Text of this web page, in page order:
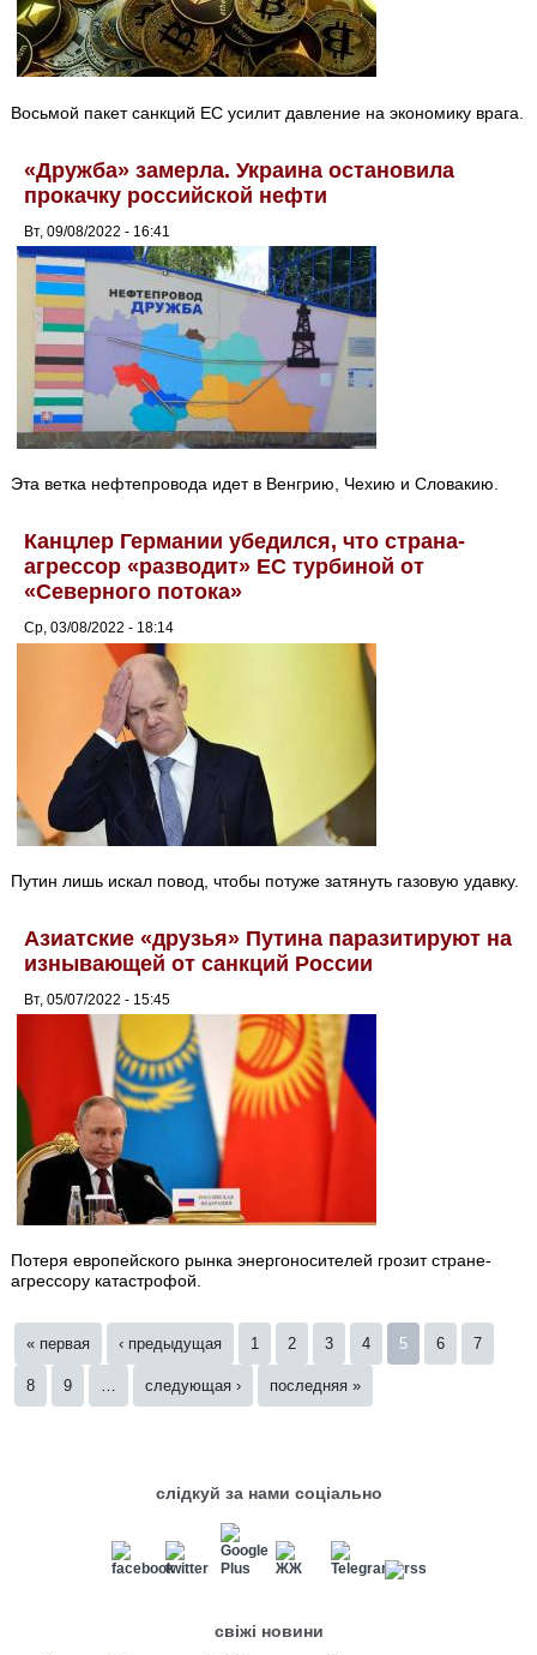
Восьмой пакет санкций ЕС усилит давление на экономику врага.
«Дружба» замерла. Украина остановила
прокачку российской нефти
Вт, 09/08/2022 - 16:41
Эта ветка нефтепровода идет в Венгрию, Чехию и Словакию.
Канцлер Германии убедился, что страна-
агрессор «разводит» ЕС турбиной от
«Северного потока»
Ср, 03/08/2022 - 18:14
Путин лишь искал повод, чтобы потуже затянуть газовую удавку.
Азиатские «друзья» Путина паразитируют на
изнывающей от санкций России
Вт, 05/07/2022 - 15:45
Потеря европейского рынка энергоносителей грозит стране-
агрессору катастрофой.
Страницы
« первая ‹ предыдущая 1 2 3 4 5 6 7
8 9 … следующая › последняя »
слідкуй за нами соціально
свіжі новини